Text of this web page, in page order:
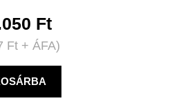
Ft
Ft + ÁFA)